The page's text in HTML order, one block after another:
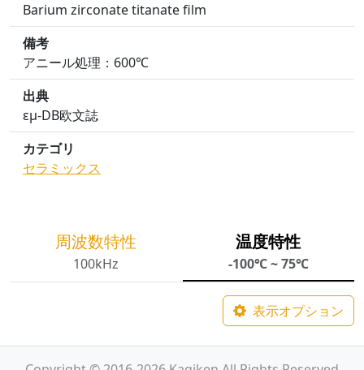
Barium zirconate titanate film
備考
アニール処理：600℃
出典
εμ-DB欧文誌
カテゴリ
セラミックス
周波数特性
100kHz
温度特性
-100℃ ~ 75℃
表示オプション